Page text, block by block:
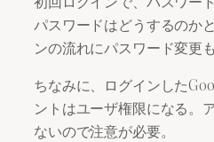
パスワードはどうするのか
ンの流れにパスワード変更
ちなみに、ログインした
ントはユーザ権限になる。
ないので注意が必要。